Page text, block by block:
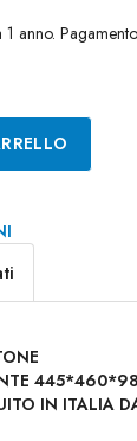
anno.
IN ITALIA